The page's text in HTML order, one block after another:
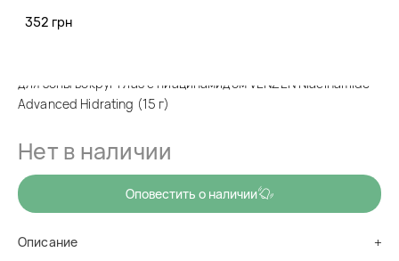
352 грн
Улучшает упругость и эластичность кожи, уменьшает
для зоны вокруг глаз с ниацинамидом VENZEN Niacinamide
Advanced Hidrating (15 г)
Нет в наличии
Оповестить о наличии
Описание